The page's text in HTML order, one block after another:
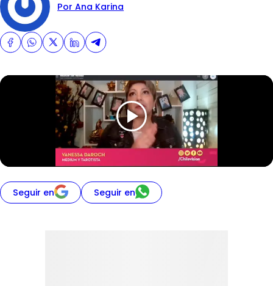
Por Ana Karina
Seguir en Seguir en